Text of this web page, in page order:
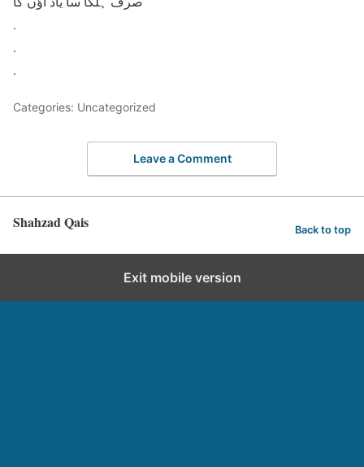
.
.
.
Categories: Uncategorized
Leave a Comment
Shahzad Qais Back to top
Exit mobile version